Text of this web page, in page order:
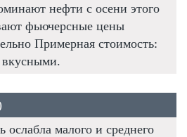
нефти с осени этого
фьючерсные цены
Примерная стоимость:
малого и среднего